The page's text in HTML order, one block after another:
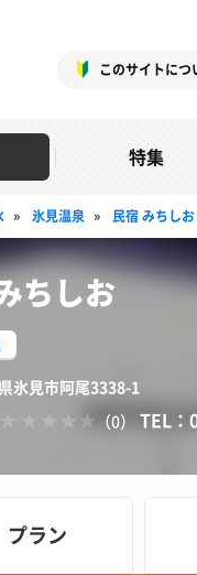
このサイトにつ
特集
» 氷見温泉 » 民宿 みちしお
ちしお
氷見市阿尾3338-1
（0） TEL：
プラン